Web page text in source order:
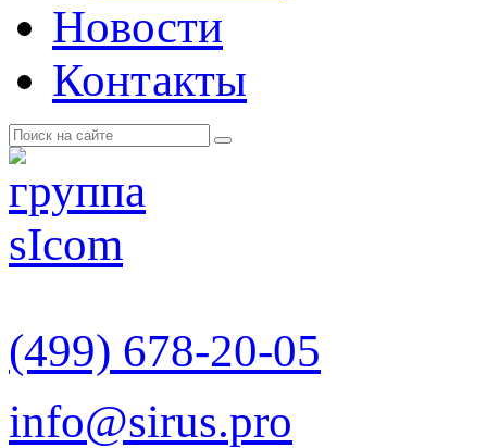
Новости
Контакты
(499) 678-20-05
info@sirus.pro